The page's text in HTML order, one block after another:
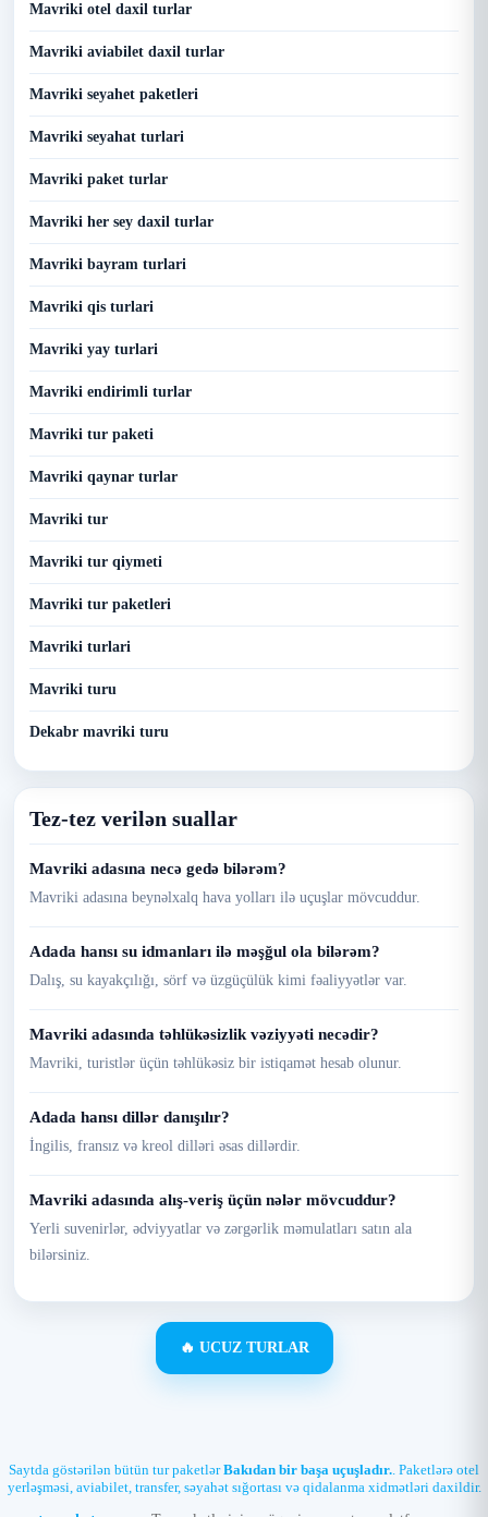
Mavriki otel daxil turlar
Mavriki aviabilet daxil turlar
Mavriki seyahet paketleri
Mavriki seyahat turlari
Mavriki paket turlar
Mavriki her sey daxil turlar
Mavriki bayram turlari
Mavriki qis turlari
Mavriki yay turlari
Mavriki endirimli turlar
Mavriki tur paketi
Mavriki qaynar turlar
Mavriki tur
Mavriki tur qiymeti
Mavriki tur paketleri
Mavriki turlari
Mavriki turu
Dekabr mavriki turu
Tez-tez verilən suallar
Mavriki adasına necə gedə bilərəm?
Mavriki adasına beynəlxalq hava yolları ilə uçuşlar mövcuddur.
Adada hansı su idmanları ilə məşğul ola bilərəm?
Dalış, su kayakçılığı, sörf və üzgüçülük kimi fəaliyyətlər var.
Mavriki adasında təhlükəsizlik vəziyyəti necədir?
Mavriki, turistlər üçün təhlükəsiz bir istiqamət hesab olunur.
Adada hansı dillər danışılır?
İngilis, fransız və kreol dilləri əsas dillərdir.
Mavriki adasında alış-veriş üçün nələr mövcuddur?
Yerli suvenirlər, ədviyyatlar və zərgərlik məmulatları satın ala
bilərsiniz.
🔥 UCUZ TURLAR
Saytda göstərilən bütün tur paketlərBakıdan bir başa uçuşladır.. Paketlərə otel
yerləşməsi, aviabilet, transfer, səyahət sığortası və qidalanma xidmətləri daxildir.